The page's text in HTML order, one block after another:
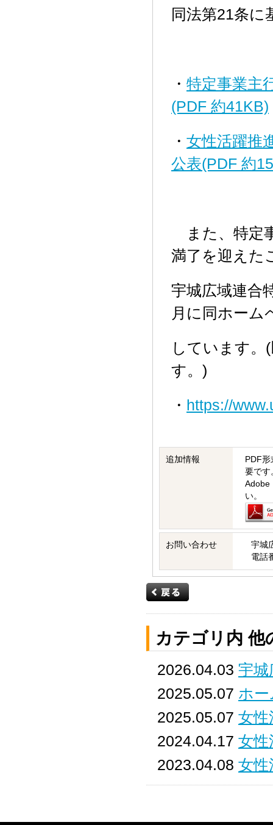
同法第21条に
・ 特定事業主
(PDF 約41KB)
・ 女性活躍推
公表(PDF 約
また、特定
満了を迎えた
宇城広域連合
月に同ホーム
しています。
す。)
・ https://
追加情報
PDF
要です
Adobe
い。
お問い合わせ
宇城
電話
カテゴリ内 他
2026.04.03 宇
2025.05.07 ホ
2025.05.07 女
2024.04.17 女
2023.04.08 女